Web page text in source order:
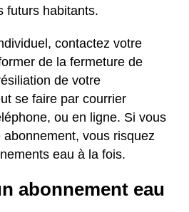
futurs habitants.
contactez votre
de la fermeture de
de votre
se faire par courrier
ou en ligne. Si vous
vous risquez
eau à la fois.
abonnement eau